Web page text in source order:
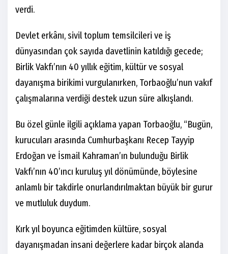
verdi.
Devlet erkânı, sivil toplum temsilcileri ve iş
dünyasından çok sayıda davetlinin katıldığı gecede;
Birlik Vakfı’nın 40 yıllık eğitim, kültür ve sosyal
dayanışma birikimi vurgulanırken, Torbaoğlu’nun vakıf
çalışmalarına verdiği destek uzun süre alkışlandı.
Bu özel günle ilgili açıklama yapan Torbaoğlu, “Bugün,
kurucuları arasında Cumhurbaşkanı Recep Tayyip
Erdoğan ve İsmail Kahraman’ın bulunduğu Birlik
Vakfı’nın 40’ıncı kuruluş yıl dönümünde, böylesine
anlamlı bir takdirle onurlandırılmaktan büyük bir gurur
ve mutluluk duydum.
Kırk yıl boyunca eğitimden kültüre, sosyal
dayanışmadan insani değerlere kadar birçok alanda